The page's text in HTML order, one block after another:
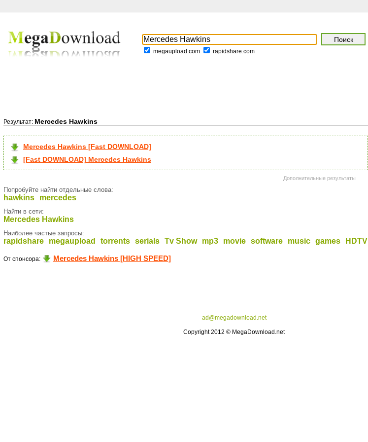
megaupload.com rapidshare.com
Результат: Mercedes Hawkins
Mercedes Hawkins [Fast DOWNLOAD]
[Fast DOWNLOAD] Mercedes Hawkins
Дополнительные результаты
Попробуйте найти отдельные слова:
hawkins mercedes
Найти в сети:
Mercedes Hawkins
Наиболее частые запросы:
rapidshare megaupload torrents serials Tv Show mp3 movie software music games HDTV
От спонсора: Mercedes Hawkins [HIGH SPEED]
ad@megadownload.net
Copyright 2012 © MegaDownload.net